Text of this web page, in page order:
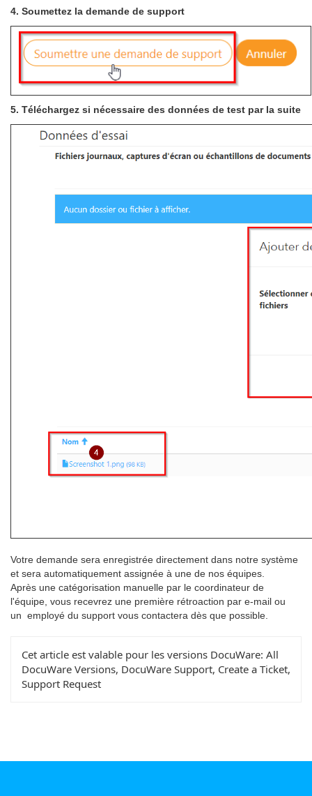
4. Soumettez la demande de support
5. Téléchargez si nécessaire des données de test par la suite
Votre demande sera enregistrée directement dans notre système
et sera automatiquement assignée à une de nos équipes.
Après une catégorisation manuelle par le coordinateur de
l'équipe, vous recevrez une première rétroaction par e-mail ou
un employé du support vous contactera dès que possible.
Cet article est valable pour les versions DocuWare: All
DocuWare Versions, DocuWare Support, Create a Ticket,
Support Request